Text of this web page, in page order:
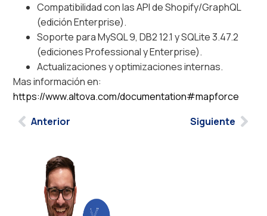
Compatibilidad con las API de Shopify/GraphQL
(edición Enterprise).
Soporte para MySQL 9, DB2 12.1 y SQLite 3.47.2
(ediciones Professional y Enterprise).
Actualizaciones y optimizaciones internas.
Mas información en:
https://www.altova.com/documentation#mapforce
Anterior
Siguiente